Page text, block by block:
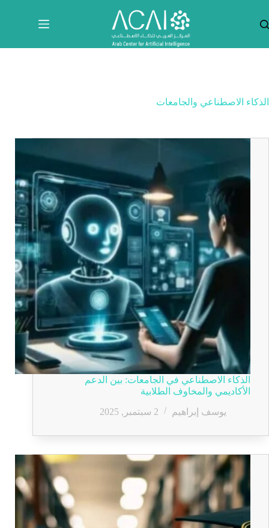
المحتوى
الذكاء الاصطناعي والجامعات
الذكاء الاصطناعي في الجامعات: بين الدعم
الأكاديمي والمخاوف الطلابية
يوسف إبراهيم
2 سبتمبر, 2025